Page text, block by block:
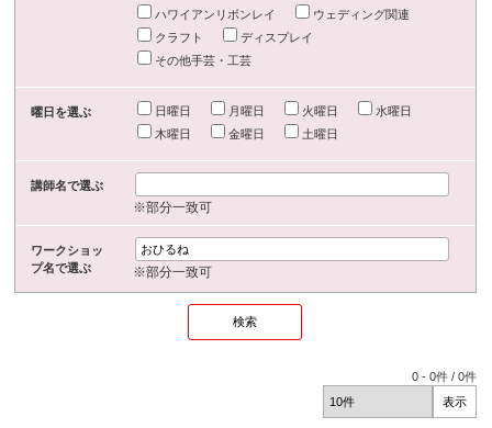
ハワイアンリボンレイ
ウェディング関連
クラフト
ディスプレイ
その他手芸・工芸
曜日を選ぶ 日曜日 月曜日 火曜日
水曜日
木曜日
金曜日 土曜日
講師名で選ぶ
※部分一致可
ワークショッ
プ名で選ぶ
※部分一致可
0 -0件 /0件